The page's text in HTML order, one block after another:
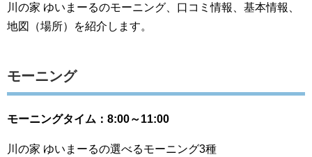
川の家 ゆいまーるのモーニング、口コミ情報、基本情報、
地図（場所）を紹介します。
モーニング
モーニングタイム：8:00～11:00
川の家 ゆいまーるの選べるモーニング3種